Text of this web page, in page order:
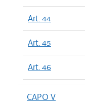
Art. 44
Art. 45
Art. 46
CAPO V